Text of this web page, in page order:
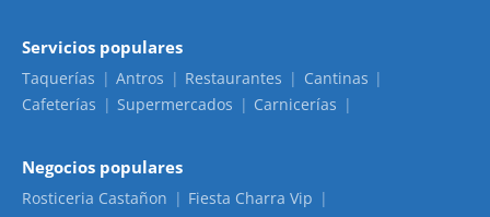
Servicios populares
Taquerías Antros Restaurantes
Cantinas
Cafeterías
Supermercados Carnicerías
Negocios populares
Rosticeria Castañon
Fiesta Charra Vip